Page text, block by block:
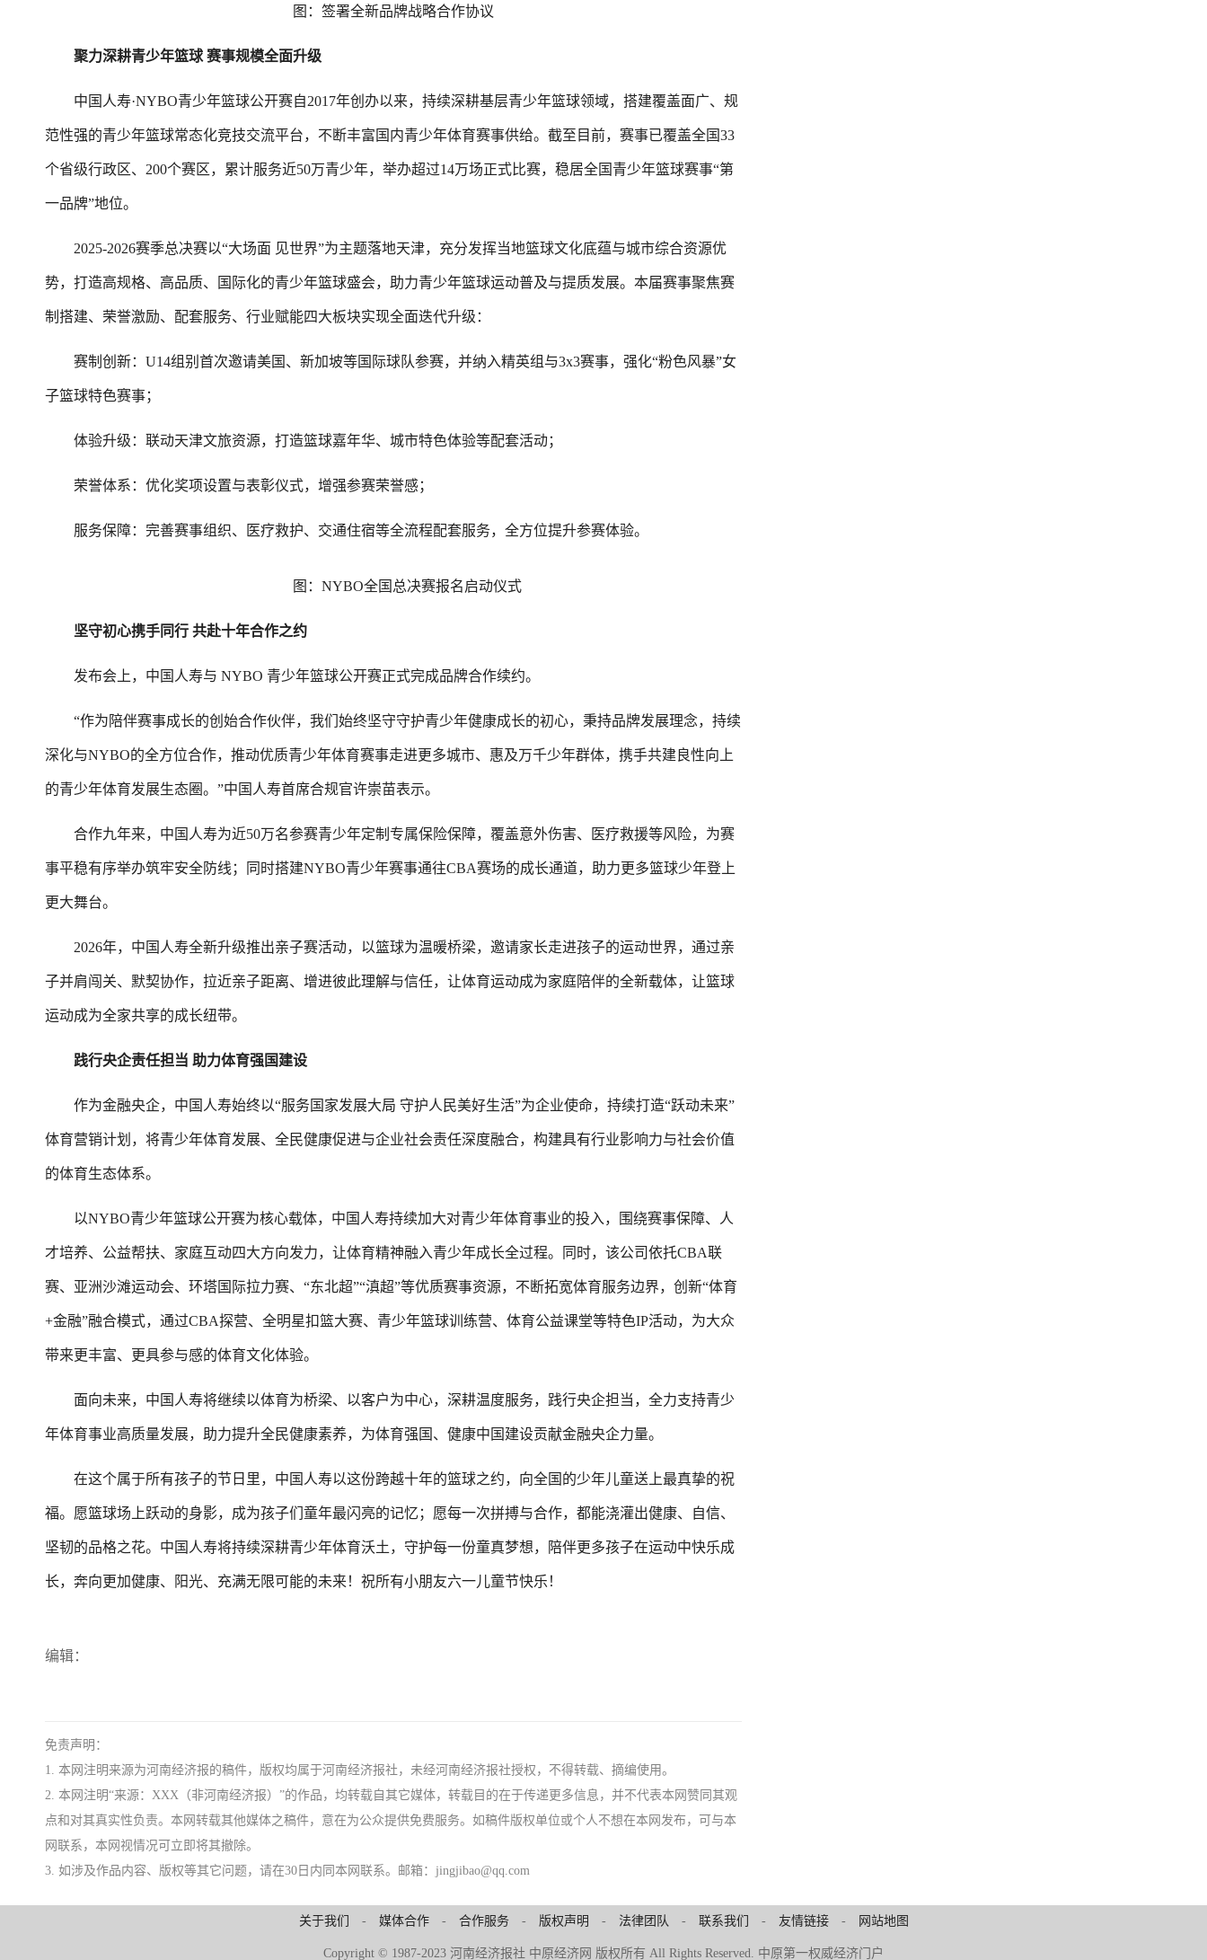
图：签署全新品牌战略合作协议
聚力深耕青少年篮球 赛事规模全面升级
中国人寿·NYBO青少年篮球公开赛自2017年创办以来，持续深耕基层青少年篮球领域，搭建覆盖面广、规
范性强的青少年篮球常态化竞技交流平台，不断丰富国内青少年体育赛事供给。截至目前，赛事已覆盖全国33
个省级行政区、200个赛区，累计服务近50万青少年，举办超过14万场正式比赛，稳居全国青少年篮球赛事“第
一品牌”地位。
2025-2026赛季总决赛以“大场面 见世界”为主题落地天津，充分发挥当地篮球文化底蕴与城市综合资源优
势，打造高规格、高品质、国际化的青少年篮球盛会，助力青少年篮球运动普及与提质发展。本届赛事聚焦赛
制搭建、荣誉激励、配套服务、行业赋能四大板块实现全面迭代升级：
赛制创新：U14组别首次邀请美国、新加坡等国际球队参赛，并纳入精英组与3x3赛事，强化“粉色风暴”女
子篮球特色赛事；
体验升级：联动天津文旅资源，打造篮球嘉年华、城市特色体验等配套活动；
荣誉体系：优化奖项设置与表彰仪式，增强参赛荣誉感；
服务保障：完善赛事组织、医疗救护、交通住宿等全流程配套服务，全方位提升参赛体验。
图：NYBO全国总决赛报名启动仪式
坚守初心携手同行 共赴十年合作之约
发布会上，中国人寿与 NYBO 青少年篮球公开赛正式完成品牌合作续约。
“作为陪伴赛事成长的创始合作伙伴，我们始终坚守守护青少年健康成长的初心，秉持品牌发展理念，持续
深化与NYBO的全方位合作，推动优质青少年体育赛事走进更多城市、惠及万千少年群体，携手共建良性向上
的青少年体育发展生态圈。”中国人寿首席合规官许崇苗表示。
合作九年来，中国人寿为近50万名参赛青少年定制专属保险保障，覆盖意外伤害、医疗救援等风险，为赛
事平稳有序举办筑牢安全防线；同时搭建NYBO青少年赛事通往CBA赛场的成长通道，助力更多篮球少年登上
更大舞台。
2026年，中国人寿全新升级推出亲子赛活动，以篮球为温暖桥梁，邀请家长走进孩子的运动世界，通过亲
子并肩闯关、默契协作，拉近亲子距离、增进彼此理解与信任，让体育运动成为家庭陪伴的全新载体，让篮球
运动成为全家共享的成长纽带。
践行央企责任担当 助力体育强国建设
作为金融央企，中国人寿始终以“服务国家发展大局 守护人民美好生活”为企业使命，持续打造“跃动未来”
体育营销计划，将青少年体育发展、全民健康促进与企业社会责任深度融合，构建具有行业影响力与社会价值
的体育生态体系。
以NYBO青少年篮球公开赛为核心载体，中国人寿持续加大对青少年体育事业的投入，围绕赛事保障、人
才培养、公益帮扶、家庭互动四大方向发力，让体育精神融入青少年成长全过程。同时，该公司依托CBA联
赛、亚洲沙滩运动会、环塔国际拉力赛、“东北超”“滇超”等优质赛事资源，不断拓宽体育服务边界，创新“体育
+金融”融合模式，通过CBA探营、全明星扣篮大赛、青少年篮球训练营、体育公益课堂等特色IP活动，为大众
带来更丰富、更具参与感的体育文化体验。
面向未来，中国人寿将继续以体育为桥梁、以客户为中心，深耕温度服务，践行央企担当，全力支持青少
年体育事业高质量发展，助力提升全民健康素养，为体育强国、健康中国建设贡献金融央企力量。
在这个属于所有孩子的节日里，中国人寿以这份跨越十年的篮球之约，向全国的少年儿童送上最真挚的祝
福。愿篮球场上跃动的身影，成为孩子们童年最闪亮的记忆；愿每一次拼搏与合作，都能浇灌出健康、自信、
坚韧的品格之花。中国人寿将持续深耕青少年体育沃土，守护每一份童真梦想，陪伴更多孩子在运动中快乐成
长，奔向更加健康、阳光、充满无限可能的未来！祝所有小朋友六一儿童节快乐！
编辑：
免责声明：
1. 本网注明来源为河南经济报的稿件，版权均属于河南经济报社，未经河南经济报社授权，不得转载、摘编使用。
2. 本网注明“来源：XXX（非河南经济报）”的作品，均转载自其它媒体，转载目的在于传递更多信息，并不代表本网赞同其观
点和对其真实性负责。本网转载其他媒体之稿件，意在为公众提供免费服务。如稿件版权单位或个人不想在本网发布，可与本
网联系，本网视情况可立即将其撤除。
3. 如涉及作品内容、版权等其它问题，请在30日内同本网联系。邮箱：jingjibao@qq.com
关于我们 - 媒体合作- 合作服务- 版权声明 - 法律团队 - 联系我们 - 友情链接- 网站地图
Copyright © 1987-2023 河南经济报社 中原经济网 版权所有 All Rights Reserved. 中原第一权威经济门户